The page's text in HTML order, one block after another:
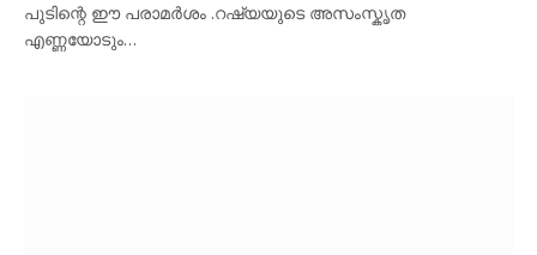
പുടിന്റെ ഈ പരാമർശം .റഷ്യയുടെ അസംസ്കൃത
എണ്ണയോടും…